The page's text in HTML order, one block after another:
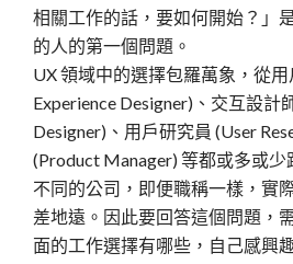
相關工作的話，要如何開始？」
的人的第一個問題。
UX 領域中的選擇包羅萬象，從
Experience Designer)、交互設計
Designer)、用戶研究員 (User
(Product Manager) 等都或多或
不同的公司，即便職稱一樣，實
差地遠。因此要回答這個問題，
面的工作選擇有哪些，自己感興